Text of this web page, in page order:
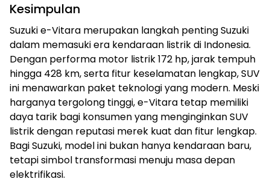
Kesimpulan
Suzuki e-Vitara merupakan langkah penting Suzuki
dalam memasuki era kendaraan listrik di Indonesia.
Dengan performa motor listrik 172 hp, jarak tempuh
hingga 428 km, serta fitur keselamatan lengkap, SUV
ini menawarkan paket teknologi yang modern. Meski
harganya tergolong tinggi, e-Vitara tetap memiliki
daya tarik bagi konsumen yang menginginkan SUV
listrik dengan reputasi merek kuat dan fitur lengkap.
Bagi Suzuki, model ini bukan hanya kendaraan baru,
tetapi simbol transformasi menuju masa depan
elektrifikasi.